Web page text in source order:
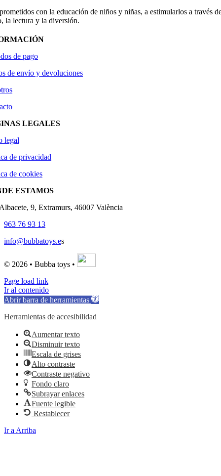
con la educación de niños y niñas, a estimularlos a través
la lectura y la diversión.
de pago
de envío y devoluciones
LEGALES
legal
de privacidad
de cookies
ESTAMOS
9, Extramurs, 46007 València
963 76 93 13
info@bubbatoys.es
© 2026 • Bubba toys •
Page load link
Ir al contenido
Abrir barra de herramientas
Herramientas de accesibilidad
Aumentar texto
Disminuir texto
Escala de grises
Alto contraste
Contraste negativo
Fondo claro
Subrayar enlaces
Fuente legible
Restablecer
Ir a Arriba